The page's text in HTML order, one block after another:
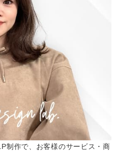
制作で、お客様のサービス・商